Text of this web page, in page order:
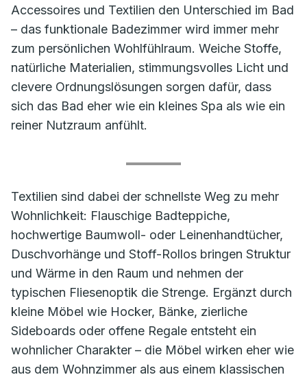
Accessoires und Textilien den Unterschied im Bad
– das funktionale Badezimmer wird immer mehr
zum persönlichen Wohlfühlraum. Weiche Stoffe,
natürliche Materialien, stimmungsvolles Licht und
clevere Ordnungslösungen sorgen dafür, dass
sich das Bad eher wie ein kleines Spa als wie ein
reiner Nutzraum anfühlt.
Textilien sind dabei der schnellste Weg zu mehr
Wohnlichkeit: Flauschige Badteppiche,
hochwertige Baumwoll- oder Leinenhandtücher,
Duschvorhänge und Stoff-Rollos bringen Struktur
und Wärme in den Raum und nehmen der
typischen Fliesenoptik die Strenge. Ergänzt durch
kleine Möbel wie Hocker, Bänke, zierliche
Sideboards oder offene Regale entsteht ein
wohnlicher Charakter – die Möbel wirken eher wie
aus dem Wohnzimmer als aus einem klassischen